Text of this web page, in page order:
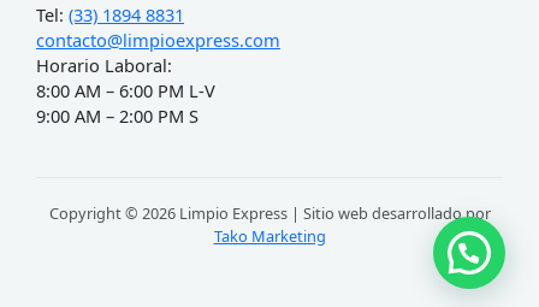
Tel: (33) 1894 8831
contacto@limpioexpress.com
Horario Laboral:
8:00 AM – 6:00 PM L-V
9:00 AM – 2:00 PM S
Copyright © 2026 Limpio Express | Sitio web desarrollado por
Tako Marketing